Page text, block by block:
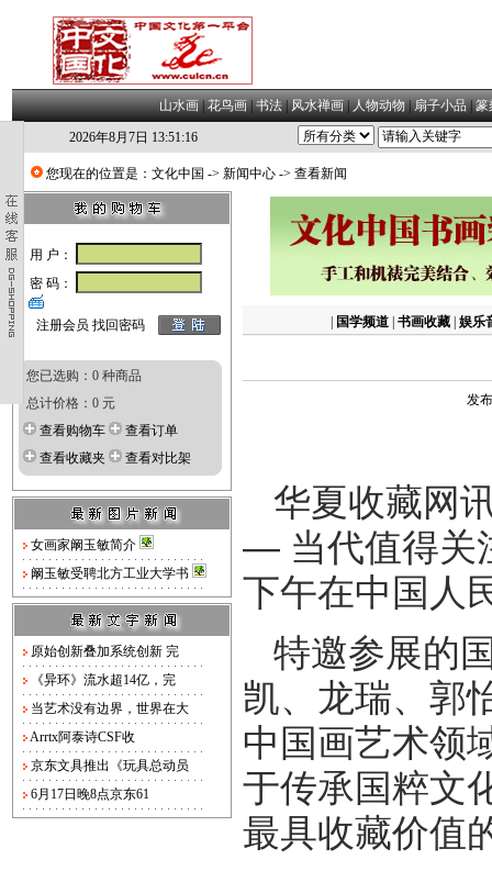
山水画|花鸟画|书法|风水禅画|人物动物|扇子小品|篆
2026年8月7日 13:51:16
您现在的位置是： 文化中国 -> 新闻中心 -> 查看新闻
用 户：
密 码：
注册会员 找回密码
您已选购：0 种商品
总计价格：0 元
查看购物车
查看订单
查看收藏夹
查看对比架
女画家阚玉敏简介
阚玉敏受聘北方工业大学书
原始创新叠加系统创新 完
《异环》流水超14亿，完
当艺术没有边界，世界在大
Arrtx阿泰诗CSF收
京东文具推出《玩具总动员
6月17日晚8点京东61
国学频道 书画收藏 娱乐
发
华夏收藏网
— 当代值得关
下午在中国人
特邀参展的
凯、龙瑞、郭
中国画艺术领
于传承国粹文
最具收藏价值